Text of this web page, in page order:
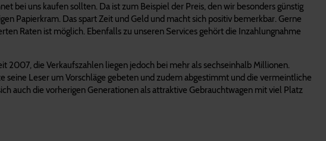
bei uns kaufen sollten. Da ist zum Beispiel der Preis, den wir besonders günstig
Papierkram. Das spart Zeit und Geld und macht sich positiv bemerkbar. Gerne
Raten ist möglich. Ebenfalls zu unseren Services gehört die Inzahlungnahme
2007, die Verkaufszahlen liegen jedoch bei mehr als sechseinhalb Millionen.
seine Leser um Vorschläge gebeten und zudem abgestimmt und die vermeintliche
auch die vorherigen Generationen als attraktive Gebrauchtwagen mit viel Platz